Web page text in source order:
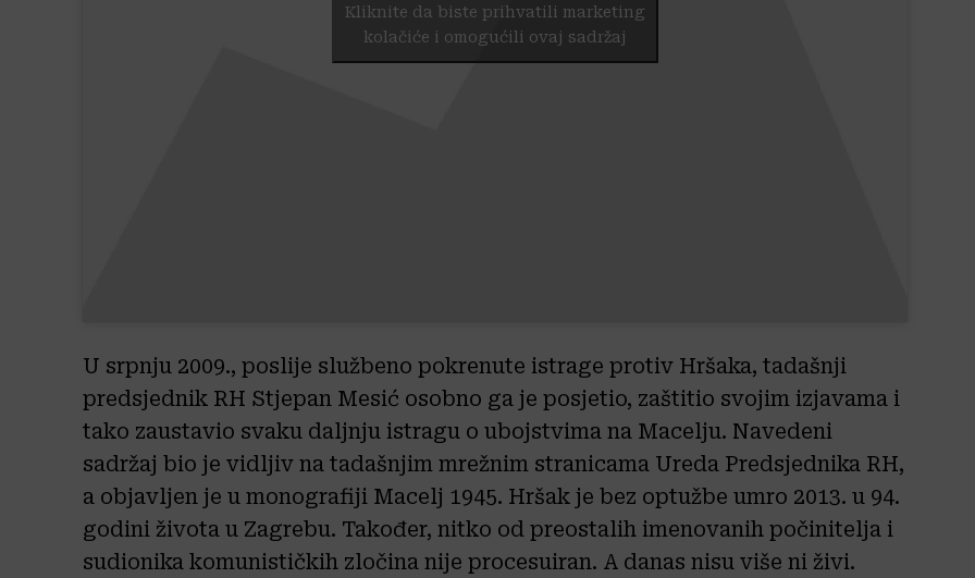
Kliknite da biste prihvatili marketing
kolačiće i omogućili ovaj sadržaj
U srpnju 2009., poslije službeno pokrenute istrage protiv Hršaka, tadašnji
predsjednik RH Stjepan Mesić osobno ga je posjetio, zaštitio svojim izjavama i
tako zaustavio svaku daljnju istragu o ubojstvima na Macelju. Navedeni
sadržaj bio je vidljiv na tadašnjim mrežnim stranicama Ureda Predsjednika RH,
a objavljen je u monografiji Macelj 1945. Hršak je bez optužbe umro 2013. u 94.
godini života u Zagrebu. Također, nitko od preostalih imenovanih počinitelja i
sudionika komunističkih zločina nije procesuiran. A danas nisu više ni živi.